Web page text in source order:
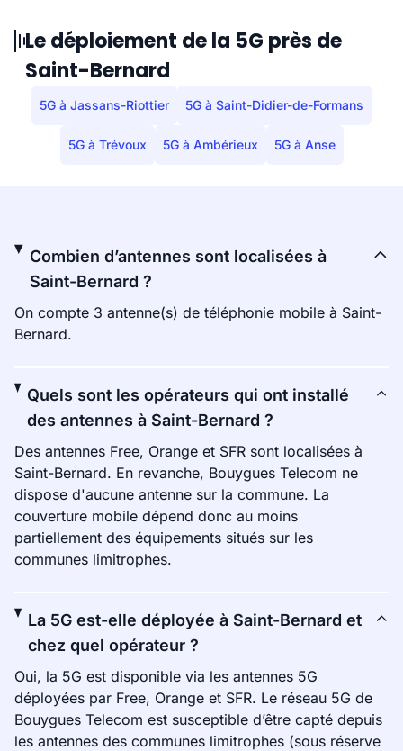
Le déploiement de la 5G près de
Saint-Bernard
5G à Jassans-Riottier 5G à Saint-Didier-de-Formans
5G à Trévoux 5G à Ambérieux 5G à Anse
Combien d’antennes sont localisées à
Saint-Bernard ?
On compte 3 antenne(s) de téléphonie mobile à Saint-
Bernard.
Quels sont les opérateurs qui ont installé
des antennes à Saint-Bernard ?
Des antennes Free, Orange et SFR sont localisées à
Saint-Bernard. En revanche, Bouygues Telecom ne
dispose d'aucune antenne sur la commune. La
couverture mobile dépend donc au moins
partiellement des équipements situés sur les
communes limitrophes.
La 5G est-elle déployée à Saint-Bernard et
chez quel opérateur ?
Oui, la 5G est disponible via les antennes 5G
déployées par Free, Orange et SFR. Le réseau 5G de
Bouygues Telecom est susceptible d’être capté depuis
les antennes des communes limitrophes (sous réserve